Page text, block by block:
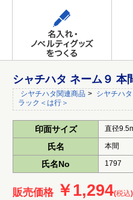
シャチハタ ネーム９ 本
シヤチハタ関連商品 > シヤチハ
ラック＜は行＞
印面サイズ 直径
氏名 本間
氏名No 1797
販売価格 ￥1,294(税込)